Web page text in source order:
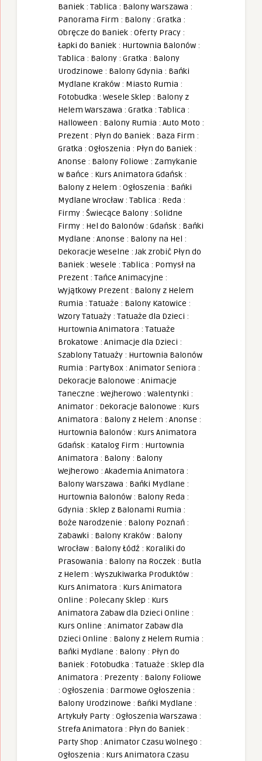
Baniek : Tablica : Balony Warszawa :
Panorama Firm : Balony : Gratka :
Obręcze do Baniek : Oferty Pracy :
Łapki do Baniek : Hurtownia Balonów :
Tablica : Balony : Gratka : Balony
Urodzinowe : Balony Gdynia : Bańki
Mydlane Kraków : Miasto Rumia :
Fotobudka : Wesele Sklep : Balony z
Helem Warszawa : Gratka : Tablica :
Halloween : Balony Rumia : Auto Moto :
Prezent : Płyn do Baniek : Baza Firm :
Gratka : Ogłoszenia : Płyn do Baniek :
Anonse : Balony Foliowe : Zamykanie
w Bańce : Kurs Animatora Gdańsk :
Balony z Helem : Ogłoszenia : Bańki
Mydlane Wrocław : Tablica : Reda :
Firmy : Świecące Balony : Solidne
Firmy : Hel do Balonów : Gdańsk : Bańki
Mydlane : Anonse : Balony na Hel :
Dekoracje Weselne :Jak zrobić Płyn do
Baniek : Wesele : Tablica : Pomysł na
Prezent : Tańce Animacyjne :
Wyjątkowy Prezent : Balony z Helem
Rumia : Tatuaże : Balony Katowice :
Wzory Tatuaży : Tatuaże dla Dzieci :
Hurtownia Animatora : Tatuaże
Brokatowe : Animacje dla Dzieci :
Szablony Tatuaży : Hurtownia Balonów
Rumia : PartyBox : Animator Seniora :
Dekoracje Balonowe : Animacje
Taneczne : Wejherowo : Walentynki :
Animator : Dekoracje Balonowe : Kurs
Animatora : Balony z Helem : Anonse :
Hurtownia Balonów : Kurs Animatora
Gdańsk : Katalog Firm : Hurtownia
Animatora : Balony : Balony
Wejherowo : Akademia Animatora :
Balony Warszawa : Bańki Mydlane :
Hurtownia Balonów : Balony Reda :
Gdynia : Sklep z Balonami Rumia :
Boże Narodzenie : Balony Poznań :
Zabawki : Balony Kraków : Balony
Wrocław : Balony Łódź : Koraliki do
Prasowania : Balony na Roczek : Butla
z Helem : Wyszukiwarka Produktów :
Kurs Animatora : Kurs Animatora
Online : Polecany Sklep : Kurs
Animatora Zabaw dla Dzieci Online :
Kurs Online : Animator Zabaw dla
Dzieci Online : Balony z Helem Rumia :
Bańki Mydlane : Balony : Płyn do
Baniek : Fotobudka : Tatuaże : Sklep dla
Animatora : Prezenty : Balony Foliowe
: Ogłoszenia : Darmowe Ogłoszenia :
Balony Urodzinowe : Bańki Mydlane :
Artykuły Party : Ogłoszenia Warszawa :
Strefa Animatora : Płyn do Baniek :
Party Shop : Animator Czasu Wolnego :
Ogłoszenia : Kurs Animatora Czasu